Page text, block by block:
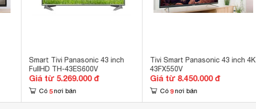
Smart Tivi Panasonic 43 inch
FullHD TH-43ES600V
Giá từ 5.269.000 đ
Có 5 nơi bán
Tivi Smart Panasonic 43 inch 4K
43FX550V
Giá từ 8.450.000 đ
Có 9 nơi bán